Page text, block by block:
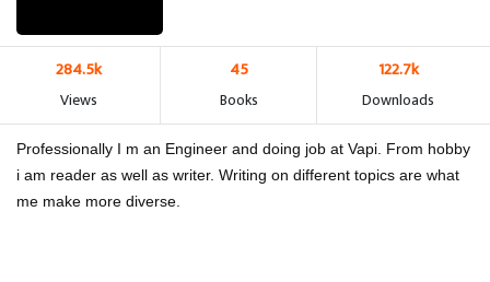
284.5k
Views
45
Books
122.7k
Downloads
Professionally I m an Engineer and doing job at Vapi. From hobby
i am reader as well as writer. Writing on different topics are what
me make more diverse.